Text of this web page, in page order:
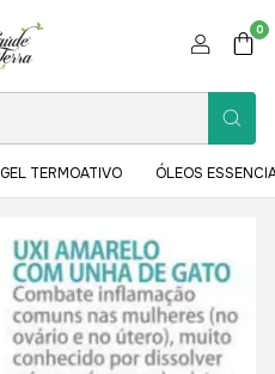
0
GEL TERMOATIVO ÓLEOS